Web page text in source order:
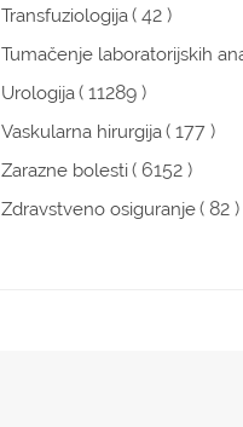
Transfuziologija( 42 )
Tumačenje laboratorijskih
Urologija( 11289 )
Vaskularna hirurgija( 177 )
Zarazne bolesti( 6152 )
Zdravstveno osiguranje( 82 )